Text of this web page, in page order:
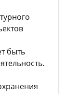
быть